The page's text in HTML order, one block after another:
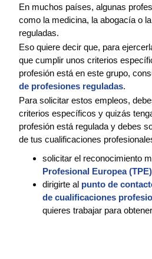
En muchos países, algunas
como la medicina, la abogacía o
reguladas.
Eso quiere decir que, para
que cumplir unos criterios
profesión está en este grupo,
de profesiones reguladas.
Para solicitar estos empleos,
criterios específicos y quizás
profesión está regulada y debes
de tus cualificaciones
solicitar el reconocimiento
Profesional Europea (TPE)
dirigirte al punto de
de cualificaciones
quieres trabajar para